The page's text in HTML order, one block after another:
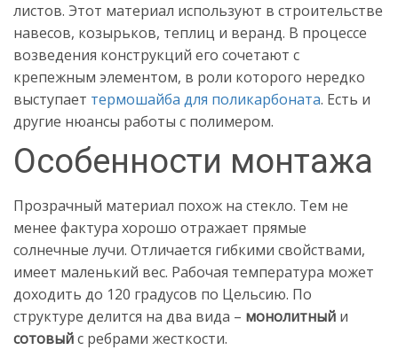
листов. Этот материал используют в строительстве
навесов, козырьков, теплиц и веранд. В процессе
возведения конструкций его сочетают с
крепежным элементом, в роли которого нередко
выступает термошайба для поликарбоната. Есть и
другие нюансы работы с полимером.
Особенности монтажа
Прозрачный материал похож на стекло. Тем не
менее фактура хорошо отражает прямые
солнечные лучи. Отличается гибкими свойствами,
имеет маленький вес. Рабочая температура может
доходить до 120 градусов по Цельсию. По
структуре делится на два вида – монолитный и
сотовыйс ребрами жесткости.